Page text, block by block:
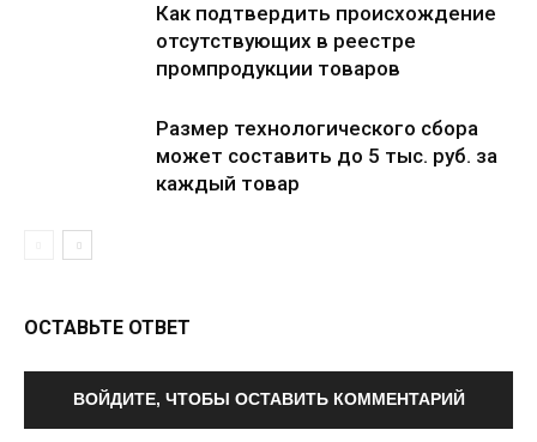
Как подтвердить происхождение
отсутствующих в реестре
промпродукции товаров
Размер технологического сбора
может составить до 5 тыс. руб. за
каждый товар
ОСТАВЬТЕ ОТВЕТ
ВОЙДИТЕ, ЧТОБЫ ОСТАВИТЬ КОММЕНТАРИЙ